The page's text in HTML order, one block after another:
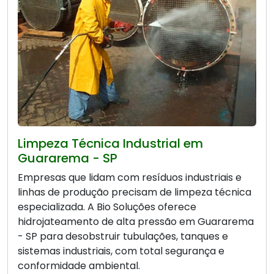
Limpeza Técnica Industrial em
Guararema - SP
Empresas que lidam com resíduos industriais e
linhas de produção precisam de limpeza técnica
especializada. A Bio Soluções oferece
hidrojateamento de alta pressão em Guararema
- SP para desobstruir tubulações, tanques e
sistemas industriais, com total segurança e
conformidade ambiental.